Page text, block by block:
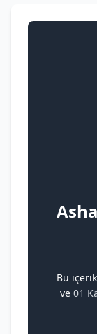
Bu içerik
ve 01